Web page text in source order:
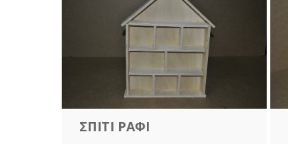
ΣΠΙΤΙ ΡΑΦΙ